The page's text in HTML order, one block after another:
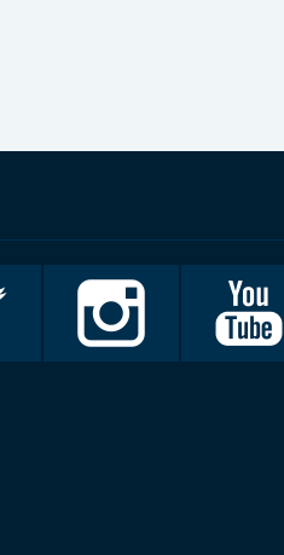
Invalidiliitto
Instagramissa
Invalidiliitto
Youtubessa